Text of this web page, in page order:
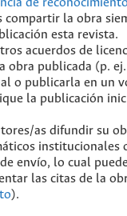
compartir la obra
esta revista.
acuerdos de
obra publicada (p.
o publicarla en un
la publicación
as difundir su
institucionales
envío, lo cual
las citas de la
).